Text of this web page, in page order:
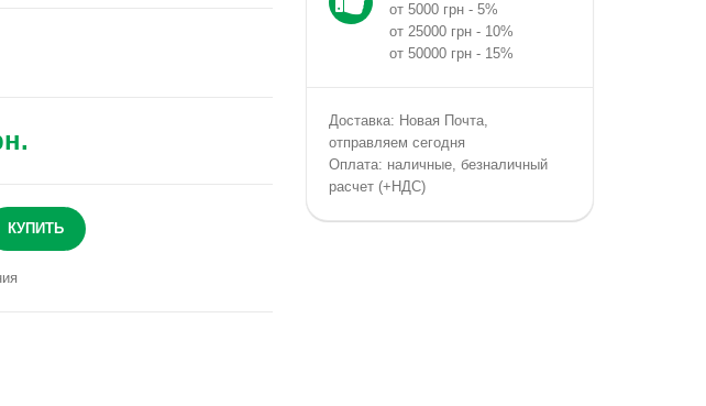
от 5000 грн - 5%
от 25000 грн - 10%
от 50000 грн - 15%
Доставка: Новая Почта,
отправляем сегодня
Оплата: наличные, безналичный
расчет (+НДС)